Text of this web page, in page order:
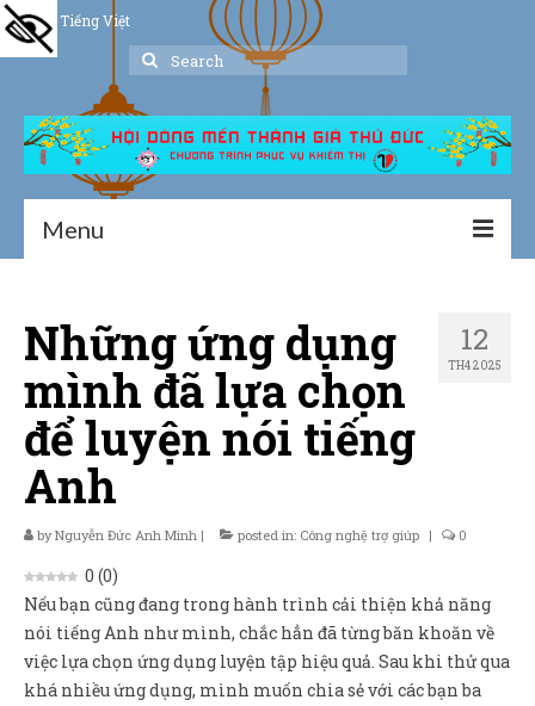
Tiếng Việt
Search
Menu
Giới thiệu
Hoạt động
Thư viện
Dịch vụ hỗ trợ
Sản Phẩm
Giúp đỡ
Liên hệ
12
TH4 2025
Những ứng dụng
mình đã lựa chọn
để luyện nói tiếng
Anh
byNguyễn Đức Anh Minh | posted in: Công nghệ trợ giúp | 0
0 (0)
Nếu bạn cũng đang trong hành trình cải thiện khả năng
nói tiếng Anh như mình, chắc hẳn đã từng băn khoăn về
việc lựa chọn ứng dụng luyện tập hiệu quả. Sau khi thử qua
khá nhiều ứng dụng, mình muốn chia sẻ với các bạn ba